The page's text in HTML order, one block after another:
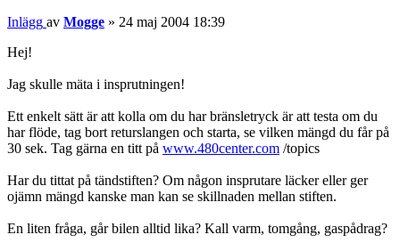
Inlägg av Mogge » 24 maj 2004 18:39
Hej!
Jag skulle mäta i insprutningen!
Ett enkelt sätt är att kolla om du har bränsletryck är att testa om du
har flöde, tag bort returslangen och starta, se vilken mängd du får på
30 sek. Tag gärna en titt på www.480center.com /topics
Har du tittat på tändstiften? Om någon insprutare läcker eller ger
ojämn mängd kanske man kan se skillnaden mellan stiften.
En liten fråga, går bilen alltid lika? Kall varm, tomgång, gaspådrag?